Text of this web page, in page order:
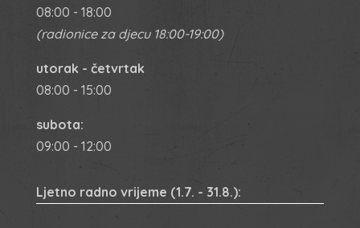
08:00 - 18:00
(radionice za djecu 18:00-19:00)
utorak - četvrtak
08:00 - 15:00
subota:
09:00 - 12:00
Ljetno radno vrijeme (1.7. - 31.8.):